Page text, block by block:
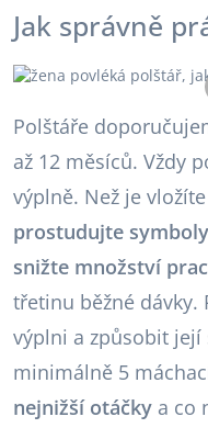
Jak správně
Polštáře
až 12 měsíců. Vždy
výplně. Než je
prostudujte
snižte množství
třetinu běžné dávky.
výplni a způsobit její
minimálně 5
nejnižší otáčky a co